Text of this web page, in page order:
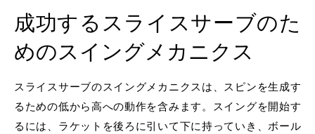
成功するスライスサーブのた
めのスイングメカニクス
スライスサーブのスイングメカニクスは、スピンを生成す
るための低から高への動作を含みます。スイングを開始す
るには、ラケットを後ろに引いて下に持っていき、ボール